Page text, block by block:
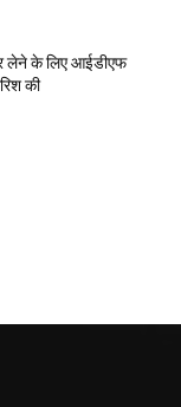
लेने के लिए आईडीएफ
की